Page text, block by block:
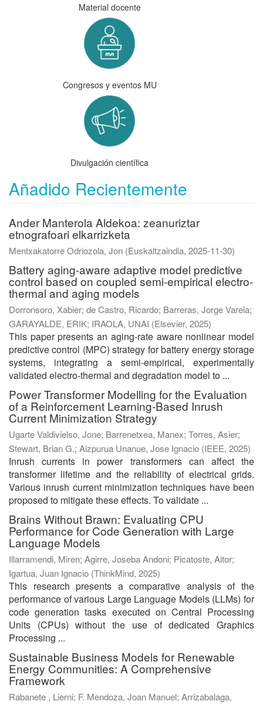
Material docente
Congresos y eventos MU
Divulgación científica
Añadido Recientemente
Ander Manterola Aldekoa: zeanuriztar
etnografoari elkarrizketa
Mentxakatorre Odriozola, Jon (Euskaltzaindia, 2025-11-30)
Battery aging-aware adaptive model predictive
control based on coupled semi-empirical electro-
thermal and aging models
Dorronsoro, Xabier; de Castro, Ricardo; Barreras, Jorge Varela;
GARAYALDE, ERIK; IRAOLA, UNAI (Elsevier, 2025)
This paper presents an aging-rate aware nonlinear model
predictive control (MPC) strategy for battery energy storage
systems, integrating a semi-empirical, experimentally
validated electro-thermal and degradation model to ...
Power Transformer Modelling for the Evaluation
of a Reinforcement Learning-Based Inrush
Current Minimization Strategy
Ugarte Valdivielso, Jone; Barrenetxea, Manex; Torres, Asier;
Stewart, Brian G.; Aizpurua Unanue, Jose Ignacio (IEEE, 2025)
Inrush currents in power transformers can affect the
transformer lifetime and the reliability of electrical grids.
Various inrush current minimization techniques have been
proposed to mitigate these effects. To validate ...
Brains Without Brawn: Evaluating CPU
Performance for Code Generation with Large
Language Models
Illarramendi, Miren; Agirre, Joseba Andoni; Picatoste, Aitor;
Igartua, Juan Ignacio (ThinkMind, 2025)
This research presents a comparative analysis of the
performance of various Large Language Models (LLMs) for
code generation tasks executed on Central Processing
Units (CPUs) without the use of dedicated Graphics
Processing ...
Sustainable Business Models for Renewable
Energy Communities: A Comprehensive
Framework
Rabanete , Lierni; F. Mendoza, Joan Manuel; Arrizabalaga,